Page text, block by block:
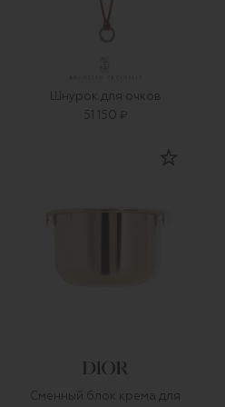
Шнурок для очков
51 150 ₽
Сменный блок крема для